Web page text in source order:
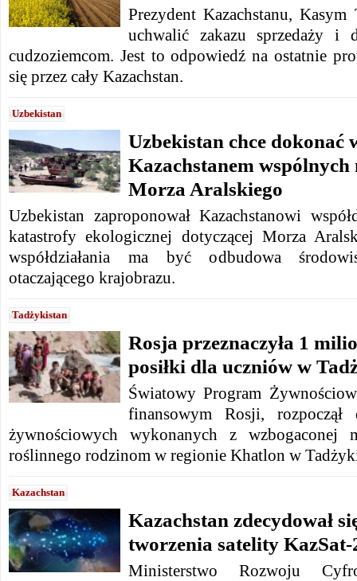
Prezydent Kazachstanu,
uchwalić zakazu sprzedaży i
cudzoziemcom. Jest to odpowiedź na ostatnie
się przez cały Kazachstan.
Uzbekistan
Uzbekistan chce dokonać
Kazachstanem wspólnych
Morza Aralskiego
Uzbekistan zaproponował Kazachstanowi
katastrofy ekologicznej dotyczącej Morza
współdziałania ma być odbudowa
otaczającego krajobrazu.
Tadżykistan
Rosja przeznaczyła 1
posiłki dla uczniów w
Światowy Program
finansowym Rosji, rozpoczął
żywnościowych wykonanych z
roślinnego rodzinom w regionie Khatlon w
Kazachstan
Kazachstan zdecydował
tworzenia satelity KazSat-
Ministerstwo Rozwoju